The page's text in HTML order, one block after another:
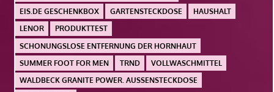
EIS.DE GESCHENKBOX
GARTENSTECKDOSE
HAUSHALT
LENOR
PRODUKTTEST
SCHONUNGSLOSE ENTFERNUNG DER HORNHAUT
SUMMER FOOT FOR MEN
TRND
VOLLWASCHMITTEL
WALDBECK GRANITE POWER. AUSSENSTECKDOSE